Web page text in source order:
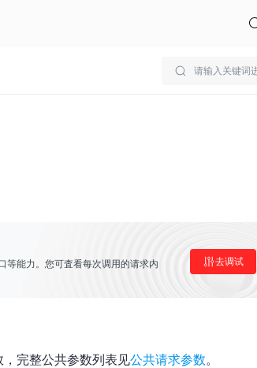
等能力。您可査看每次调用的请求内
去调试
完整公共参数列表见公共请求参数。